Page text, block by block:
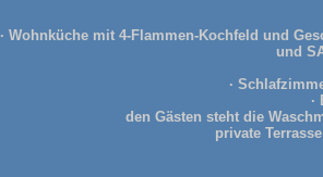
· Wohnküche mit 4-Flammen-Kochfeld und
und
·
·
den Gästen steht die
private